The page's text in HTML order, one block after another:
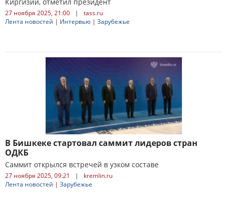
27 ноября 2025, 21:00 |
tass.ru
Лента новостей | Интервью | Зарубежье
В Бишкеке стартовал саммит лидеров стран
ОДКБ
Саммит открылся встречей в узком составе
27 ноября 2025, 09:21 |
kremlin.ru
Лента новостей | Зарубежье